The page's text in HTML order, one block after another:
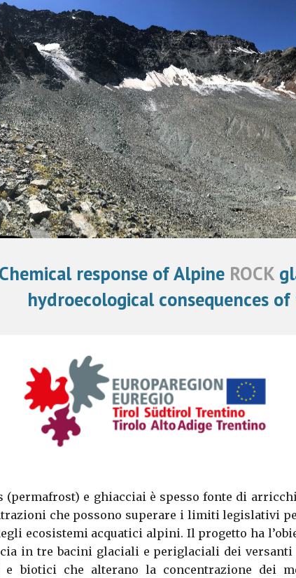
Skip to main content
Chemical response of Alpine ROCK
hydroecological consequences
e ghiacciai è spesso fonte di
che possono superare i limiti legislativi
ecosistemi acquatici alpini. Il progetto ha
in tre bacini glaciali e periglaciali dei
e biotici che alterano la concentrazione dei